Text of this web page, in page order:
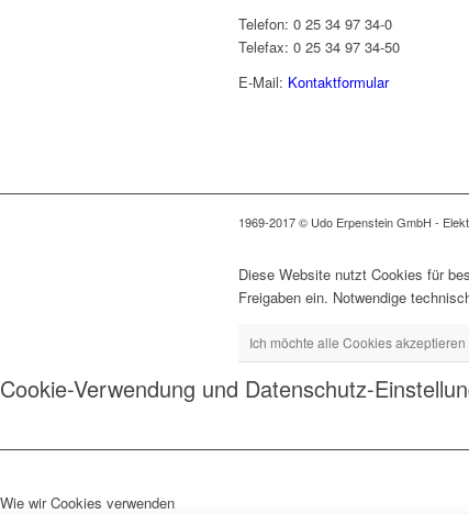
Telefon: 0 25 34 97 34-0
Telefax: 0 25 34 97 34-50
E-Mail: Kontaktformular
1969-2017 © Udo Erpenstein GmbH -
Diese Website nutzt Cookies für
Freigaben ein. Notwendige
Ich möchte alle Cookies akzeptieren
Cookie-Verwendung und Datenschutz-
Wie wir Cookies verwenden